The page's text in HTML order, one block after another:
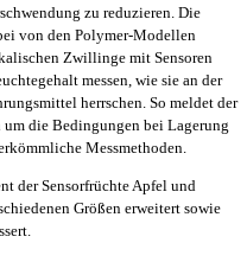
zu reduzieren. Die
von den Polymer-Modellen
Zwillinge mit Sensoren
messen, wie sie an der
herrschen. So meldet der
um die Bedingungen bei Lagerung
Messmethoden.
der Sensorfrüchte Apfel und
Größen erweitert sowie